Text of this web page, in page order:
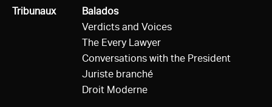
Tous
Tribunaux Tous
Balados
Verdicts and Voices
The Every Lawyer
Conversations with the President
Juriste branché
Droit Moderne